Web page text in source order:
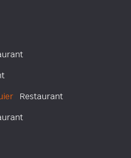
Restaurant